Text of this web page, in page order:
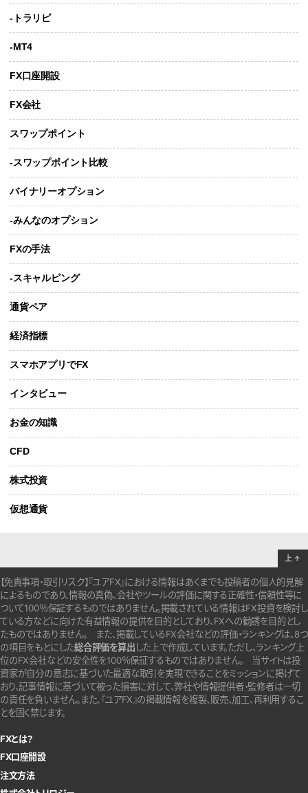
-トラリピ
-MT4
FX口座開設
FX会社
スワップポイント
-スワップポイント比較
バイナリーオプション
-みんなのオプション
FXの手法
-スキャルピング
通貨ペア
経済指標
スマホアプリでFX
インタビュー
お金の知識
CFD
株式投資
仮想通貨
【免責事項・取引リスク】『ユアFX』における情報はあくまでも投稿者の個人的見解
によるものであり、情報の真偽、会社やツールの評価に関する正確性・信頼性等に
ついて100％保証するものではありません。掲載されている情報はFX投資を検討し
ている方などに向けた有益情報の提供を目的としており、FXへの勧誘を目的とし
たものではありません。 また、掲載しているFX会社などの評価・ランキングは、8つ
の項目をもとにした総合評価を算出 した上で作成しています。ただし、ランキング上
位のFX会社などの安全性を100％保証するものではありません。
当サイトは投
資家が自分の意志に基づいた最適な取引を実現できることをミッションに掲げて
おり、記事情報に基づいて被った損害に対して、弊社や情報提供者・監修者は一切
の責任を負いません。また、『ユアFX』の掲載情報を複製、販売、加工、再利用するこ
とを固く禁じます。
FXとは？
FX口座開設
注文方法
上 ↑